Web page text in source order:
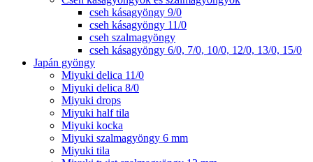
cseh kásagyöngy 9/0
cseh kásagyöngy 11/0
cseh szalmagyöngy
cseh kásagyöngy 6/0, 7/0, 10/0, 12/0, 13/0, 15/0
Japán gyöngy
Miyuki delica 11/0
Miyuki delica 8/0
Miyuki drops
Miyuki half tila
Miyuki kocka
Miyuki szalmagyöngy 6 mm
Miyuki tila